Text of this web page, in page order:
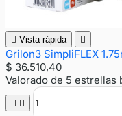
 Vista rápida 
Grilon3 SimpliFLEX
$ 36.510,40
Valorado de 5 estrellas
 